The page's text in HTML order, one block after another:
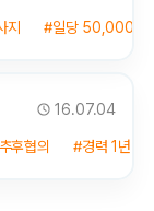
지 #일당 50,000원
16.07.04
후협의 #경력 1년